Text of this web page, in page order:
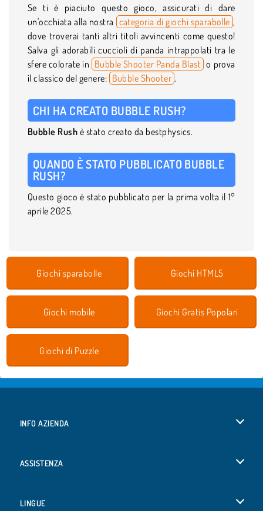
Se ti è piaciuto questo gioco, assicurati di dare
un'occhiata alla nostra categoria di giochi sparabolle ,
dove troverai tanti altri titoli avvincenti come questo!
Salva gli adorabili cuccioli di panda intrappolati tra le
sfere colorate in Bubble Shooter Panda Blast o prova
il classico del genere: Bubble Shooter .
CHI HA CREATO BUBBLE RUSH?
Bubble Rush è stato creato da bestphysics.
QUANDO È STATO PUBBLICATO BUBBLE
RUSH?
Questo gioco è stato pubblicato per la prima volta il 1°
aprile 2025.
Giochi sparabolle Giochi HTML5
Giochi mobile Giochi Gratis Popolari
Giochi di Puzzle
INFO AZIENDA
ASSISTENZA
LINGUE